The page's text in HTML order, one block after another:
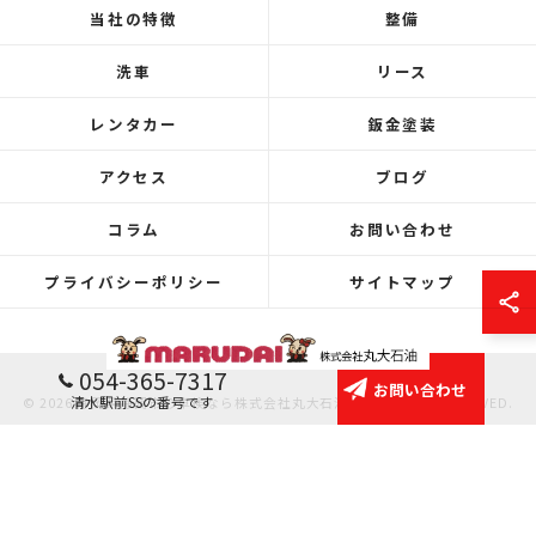
054-365-7317
清水駅前SSの番号です
お問い合わせ
当社の特徴 整備
洗車 リース
レンタカー 鈑金塗装
アクセス ブログ
コラム お問い合わせ
プライバシーポリシー サイトマップ
© 2026 静岡県静岡市の車検なら株式会社丸大石油 ALL RIGHTS RESERVED.